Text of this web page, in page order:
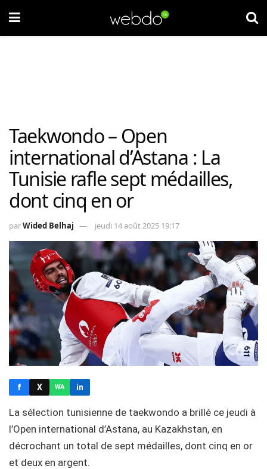
Taekwondo – Open
international d’Astana : La
Tunisie rafle sept médailles,
dont cinq en or
parWided Belhaj jeudi 14 août 2025 19:17
f X WA in
La sélection tunisienne de taekwondo a brillé ce jeudi à
l’Open international d’Astana, au Kazakhstan, en
décrochant un total de sept médailles, dont cinq en or
et deux en argent.